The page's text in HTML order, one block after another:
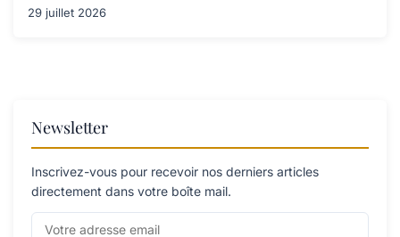
29 juillet 2026
Newsletter
Inscrivez-vous pour recevoir nos derniers articles
directement dans votre boîte mail.